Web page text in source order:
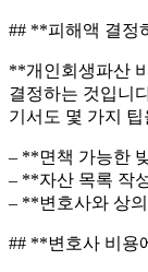
## **피해액 결정
**개인회생파산
결정하는 것입니
기서도 몇 가지
– **면책 가능한
– **자산 목록 작
– **변호사와 상
## **변호사 비용